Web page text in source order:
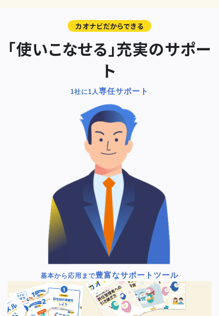
カオナビだからできる
「使いこなせる」充実のサポー
ト
1社に1人専任サポート
基本から応用まで豊富なサポートツール